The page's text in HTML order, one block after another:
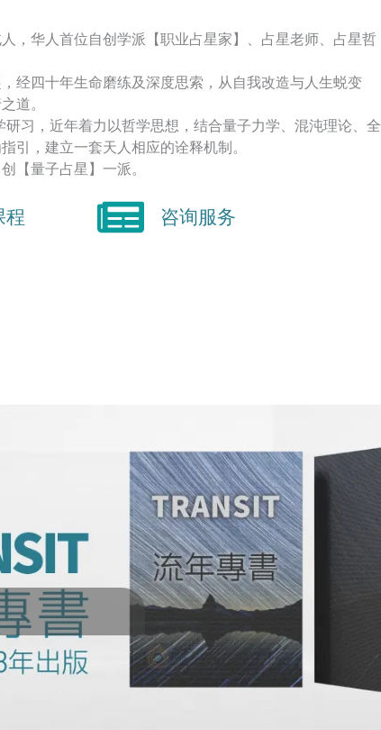
，华人首位自创学派【职业占星家】、占星老师、占星哲
经四十年生命磨练及深度思索，从自我改造与人生蜕变
道。
研习，近年着力以哲学思想，结合量子力学、混沌理论、全
引，建立一套天人相应的诠释机制。
【量子占星】一派。
程 咨询服务